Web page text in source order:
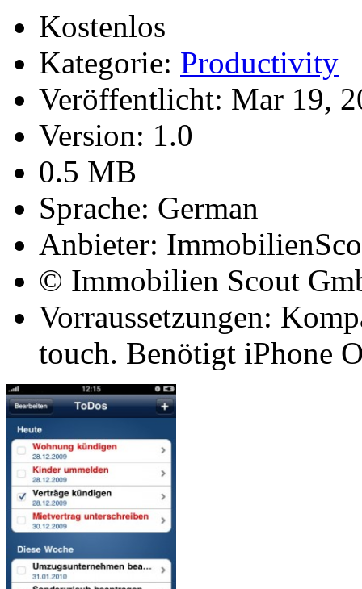
Kostenlos
Kategorie: Productivity
Veröffentlicht: Mar 19,
Version: 1.0
0.5 MB
Sprache: German
Anbieter:
© Immobilien Scout
Vorraussetzungen:
touch. Benötigt iPhone